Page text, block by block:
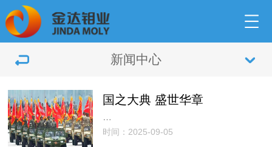
新闻中心
国之大典 盛世华章
…
时间：2025-09-05